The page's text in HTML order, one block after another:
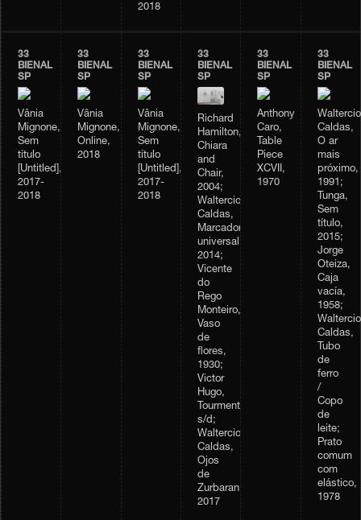
2018
33
BIENAL
SP
Vânia
Mignone,
Sem
título
[Untitled],
2017-
2018
33
BIENAL
SP
Vânia
Mignone,
Online,
2018
33
BIENAL
SP
Vânia
Mignone,
Sem
título
[Untitled],
2017-
2018
33
BIENAL
SP
Richard
Hamilton,
Chiara
and
Chair,
2004;
Waltercio
Caldas,
Marcador
universal,
2014;
Vicente
do
Rego
Monteiro,
Vaso
de
flores,
1930;
Victor
Hugo,
Tourmente,
s/d;
Waltercio
Caldas,
Ojos
de
Zurbaran,
2017
33
BIENAL
SP
Anthony
Caro,
Table
Piece
XCVII,
1970
33
BIENAL
SP
Waltercio
Caldas,
O ar
mais
próximo,
1991;
Tunga,
Sem
título,
2015;
Jorge
Oteiza,
Caja
vacía,
1958;
Waltercio
Caldas,
Tubo
de
ferro
/
Copo
de
leite;
Prato
comum
com
elástico,
1978